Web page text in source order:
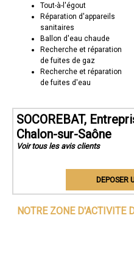
Tout-à-l'égout
Réparation d'appareils
sanitaires
Ballon d'eau chaude
Recherche et réparation
de fuites de gaz
Recherche et réparation
de fuites d'eau
SOCOREBAT,
Chalon-sur-Saône
Voir tous les avis clients
DEPOSER
NOTRE ZONE D'ACTIVITE